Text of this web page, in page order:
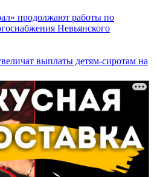
продолжают работы по
Невьянского
выплаты детям-сиротам на